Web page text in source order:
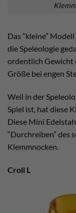
Das “kleine”
die Speleologie
ordentlich Gewicht
Größe bei engen
Weil in der
Spiel ist, hat diese
Diese Mini
“Durchreiben” des
Klemmnocken.
Croll L